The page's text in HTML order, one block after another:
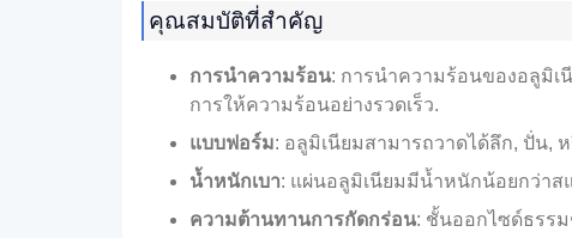
คุณสมบัติที่สำคัญ
การนำความร้อน: การนำความร้อนของอลูมิเ
การให้ความร้อนอย่างรวดเร็ว.
แบบฟอร์ม: อลูมิเนียมสามารถวาดได้ลึก, ปั่น,
น้ำหนักเบา: แผ่นอลูมิเนียมมีน้ำหนักน้อยกว่าส
ความต้านทานการกัดกร่อน: ชั้นออกไซด์ธรรม